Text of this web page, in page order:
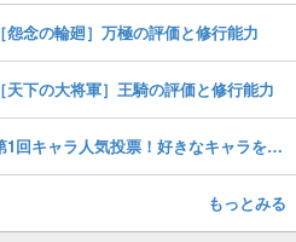
［怨念の輪廻］万極の評価と修行能力
［天下の大将軍］王騎の評価と修行能力
第1回キャラ人気投票！好きなキャラを教えてください！
もっとみる